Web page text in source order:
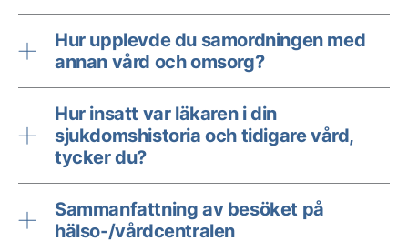
Hur upplevde du samordningen med
annan vård och omsorg?
Hur insatt var läkaren i din
sjukdomshistoria och tidigare vård,
tycker du?
Sammanfattning av besöket på
hälso-/vårdcentralen